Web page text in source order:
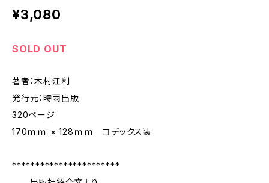
¥3,080
SOLD OUT
著者：木村江利
発行元：時雨出版
320ページ
170ｍｍ × 128ｍｍ コデックス装
***********************